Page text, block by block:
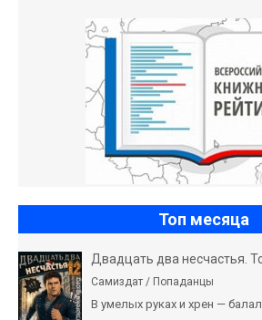
Топ месяца
Двадцать два несчастья.
Самиздат / Попаданцы
В умелых руках и хрен —